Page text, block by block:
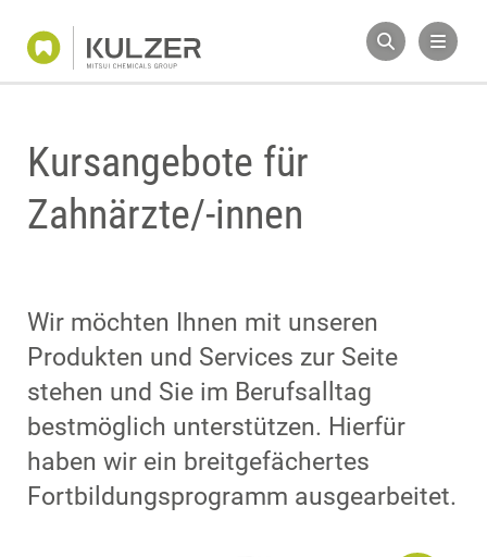
Kursangebote für
Zahnärzte/-innen
Wir möchten Ihnen mit unseren
Produkten und Services zur Seite
stehen und Sie im Berufsalltag
bestmöglich unterstützen. Hierfür
haben wir ein breitgefächertes
Fortbildungsprogramm ausgearbeitet.